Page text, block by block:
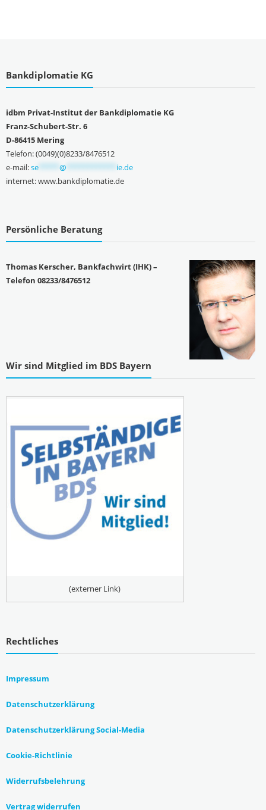
Bankdiplomatie KG
idbm Privat-Institut der Bankdiplomatie KG
Franz-Schubert-Str. 6
D-86415 Mering
Telefon: (0049)(0)8233/8476512
e-mail:se***** @
ie.de
internet: www.bankdiplomatie.de
Persönliche Beratung
Thomas Kerscher, Bankfachwirt (IHK) –
Telefon 08233/8476512
Wir sind Mitglied im BDS Bayern
(externer Link)
Rechtliches
Impressum
Datenschutzerklärung
Datenschutzerklärung Social-Media
Cookie-Richtlinie
Widerrufsbelehrung
Vertrag widerrufen